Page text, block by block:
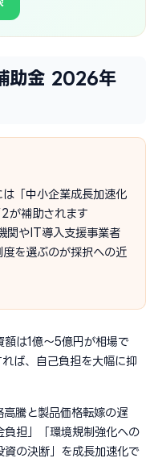
助金 2026年
「中小企業成長加速化
が補助されます
関やIT導入支援事業者
を選ぶのが採択への近
は1億〜5億円が相場で
ば、自己負担を大幅に抑
騰と製品価格転嫁の遅
負担」「環境規制強化への
資の決断」を成長加速化で